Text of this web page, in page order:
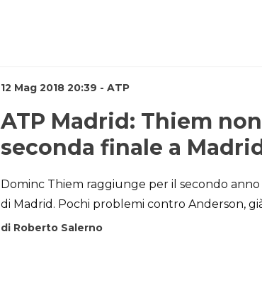
12 Mag 2018 20:39 - ATP
ATP Madrid: Thiem
seconda finale a
Dominc Thiem raggiunge per il secondo
di Madrid. Pochi problemi contro Anderson,
di Roberto Salerno